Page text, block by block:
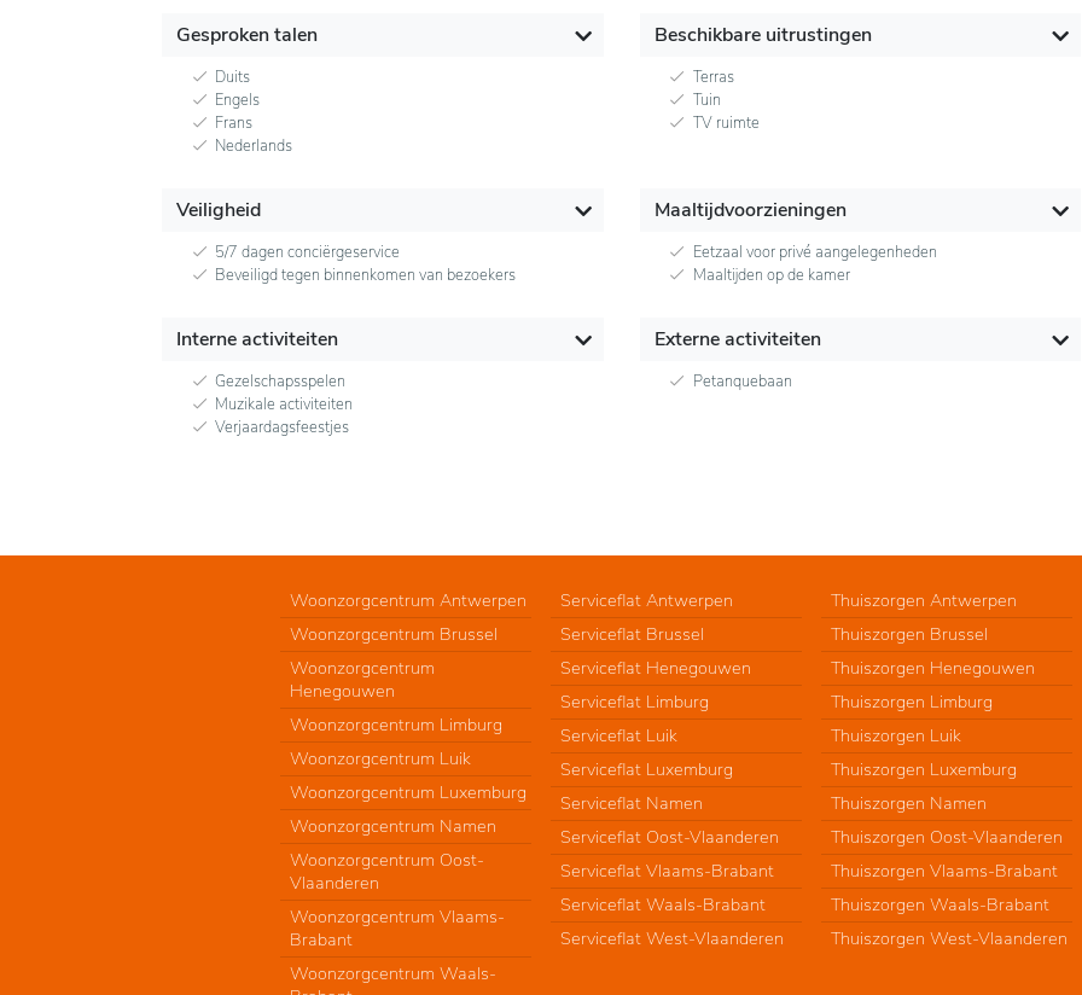
Gesproken talen
Duits
Engels
Frans
Nederlands
Beschikbare uitrustingen
Terras
Tuin
TV ruimte
Veiligheid
5/7 dagen conciërgeservice
Beveiligd tegen binnenkomen van bezoekers
Maaltijdvoorzieningen
Eetzaal voor privé aangelegenheden
Maaltijden op de kamer
Interne activiteiten
Gezelschapsspelen
Muzikale activiteiten
Verjaardagsfeestjes
Externe activiteiten
Petanquebaan
Woonzorgcentrum Antwerpen
Woonzorgcentrum Brussel
Woonzorgcentrum
Henegouwen
Woonzorgcentrum Limburg
Woonzorgcentrum Luik
Woonzorgcentrum Luxemburg
Woonzorgcentrum Namen
Woonzorgcentrum Oost-
Vlaanderen
Woonzorgcentrum Vlaams-
Brabant
Woonzorgcentrum Waals-
Serviceflat Antwerpen
Serviceflat Brussel
Serviceflat Henegouwen
Serviceflat Limburg
Serviceflat Luik
Serviceflat Luxemburg
Serviceflat Namen
Serviceflat Oost-Vlaanderen
Serviceflat Vlaams-Brabant
Serviceflat Waals-Brabant
Serviceflat West-Vlaanderen
Thuiszorgen Antwerpen
Thuiszorgen Brussel
Thuiszorgen Henegouwen
Thuiszorgen Limburg
Thuiszorgen Luik
Thuiszorgen Luxemburg
Thuiszorgen Namen
Thuiszorgen Oost-Vlaanderen
Thuiszorgen Vlaams-Brabant
Thuiszorgen Waals-Brabant
Thuiszorgen West-Vlaanderen